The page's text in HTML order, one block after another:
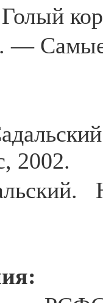
—
2002.